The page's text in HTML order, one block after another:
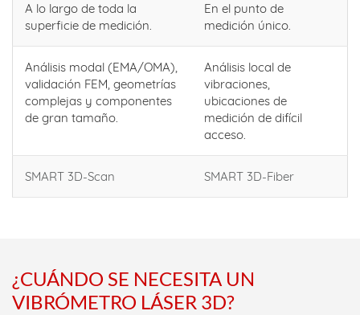
A lo largo de toda la
superficie de medición.
En el punto de
medición único.
Análisis modal (EMA/OMA),
validación FEM, geometrías
complejas y componentes
de gran tamaño.
Análisis local de
vibraciones,
ubicaciones de
medición de difícil
acceso.
SMART 3D-Scan SMART 3D-Fiber
¿CUÁNDO SE NECESITA UN
VIBRÓMETRO LÁSER 3D?